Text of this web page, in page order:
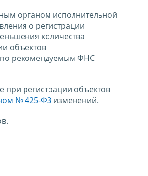
органом исполнительной
о регистрации
количества
объектов
по рекомендуемым ФНС
при регистрации объектов
№ 425-ФЗ изменений.